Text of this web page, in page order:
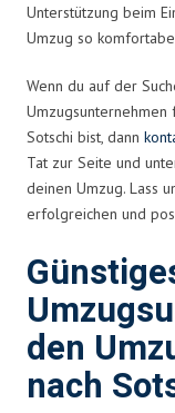
Unterstützung beim
Umzug so
Wenn du auf der
Umzugsunternehmen
Sotschi bist, dann
Tat zur Seite und
deinen Umzug. Lass
erfolgreichen und
den
nach